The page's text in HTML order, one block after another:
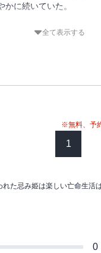
術師様でーー？
売り「花嫁の座を奪われ
かに続いていた。
瞬間に影を落とすグレン
売り「花嫁の座を奪われ
れた忌み姫は楽しい亡命
描き下ろしおまけ漫画
全て表示する
※無料、予
1
れた忌み姫は楽しい亡命生活
0